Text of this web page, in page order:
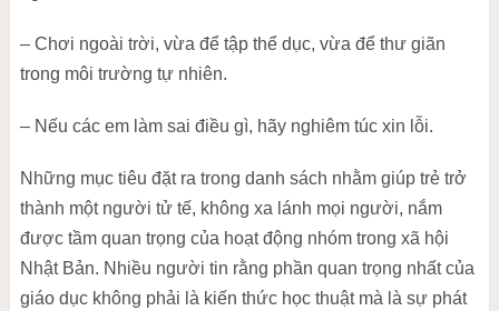
– Chơi ngoài trời, vừa để tập thể dục, vừa để thư giãn
trong môi trường tự nhiên.
– Nếu các em làm sai điều gì, hãy nghiêm túc xin lỗi.
Những mục tiêu đặt ra trong danh sách nhằm giúp trẻ trở
thành một người tử tế, không xa lánh mọi người, nắm
được tầm quan trọng của hoạt động nhóm trong xã hội
Nhật Bản. Nhiều người tin rằng phần quan trọng nhất của
giáo dục không phải là kiến thức học thuật mà là sự phát